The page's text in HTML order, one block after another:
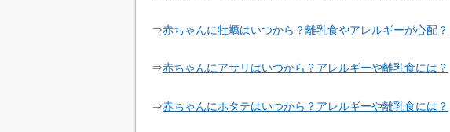
⇒赤ちゃんに牡蠣はいつから？離乳食やアレルギーが心配？
⇒赤ちゃんにアサリはいつから？アレルギーや離乳食には？
⇒赤ちゃんにホタテはいつから？アレルギーや離乳食には？